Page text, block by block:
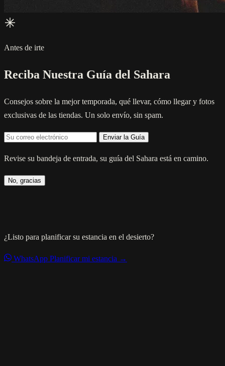
Antes de irte
Reciba Nuestra Guía del Sahara
Consejos sobre la mejor temporada, qué llevar, cómo llegar y fotos
exclusivas de las tiendas. Un solo envío, sin spam.
Enviar la Guía
Revise su bandeja de entrada, su guía del Sahara está en camino.
No, gracias
¿Listo para planificar su estancia en el desierto?
WhatsApp Planificar mi estancia →